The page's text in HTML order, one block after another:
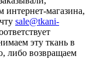
интернет-магазина,
sale@tkani-
эту ткань в
либо возвращаем